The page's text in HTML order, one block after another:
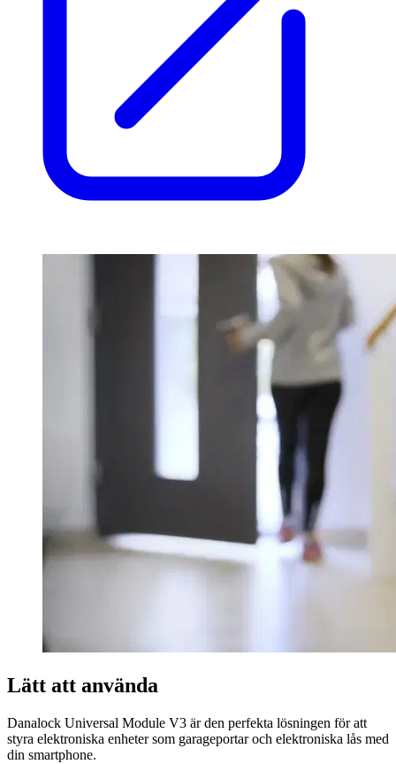
Lätt att använda
Danalock Universal Module V3 är den perfekta lösningen för att
styra elektroniska enheter som garageportar och elektroniska lås med
din smartphone.